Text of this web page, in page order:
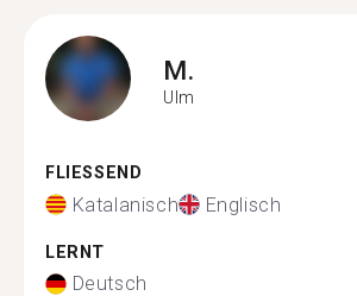
M.
Ulm
FLIESSEND
Katalanisch Englisch
LERNT
Deutsch